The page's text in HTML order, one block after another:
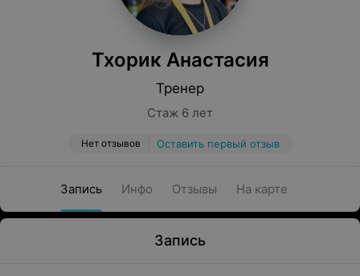
Тхорик Анастасия
Тренер
Стаж 6 лет
Нет отзывов Оставить первый отзыв
Запись Инфо Отзывы На карте
Запись